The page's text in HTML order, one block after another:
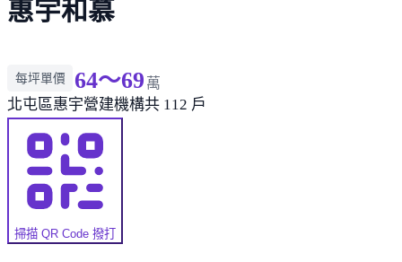
惠宇和慕
每坪單價 64～69 萬
北屯區惠宇營建機構共 112 戶
掃描 QR Code 撥打